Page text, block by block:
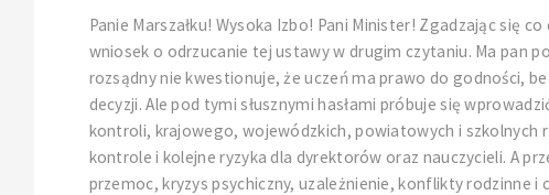
Panie Marszałku! Wysoka Izbo! Pani Minister! Zgadzając się
wniosek o odrzucanie tej ustawy w drugim czytaniu. Ma pan
rozsądny nie kwestionuje, że uczeń ma prawo do godności,
decyzji. Ale pod tymi słusznymi hasłami próbuje się
kontroli, krajowego, wojewódzkich, powiatowych i szkolnych
kontrole i kolejne ryzyka dla dyrektorów oraz nauczycieli. A
przemoc, kryzys psychiczny, uzależnienie, konflikty rodzinne